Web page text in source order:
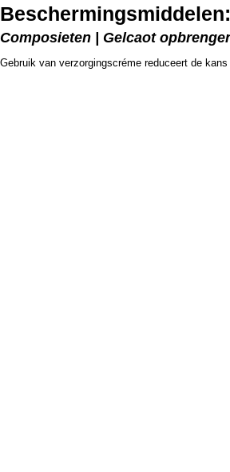
Composieten | Gelcaot
Gebruik van verzorgingscréme reduceert de